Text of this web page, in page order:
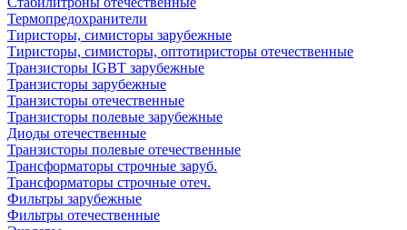
Термопредохранители
Тиристоры, симисторы зарубежные
Тиристоры, симисторы, оптотиристоры отечественные
Транзисторы IGBT зарубежные
Транзисторы зарубежные
Транзисторы отечественные
Транзисторы полевые зарубежные
Диоды отечественные
Транзисторы полевые отечественные
Трансформаторы строчные заруб.
Трансформаторы строчные отеч.
Фильтры зарубежные
Фильтры отечественные